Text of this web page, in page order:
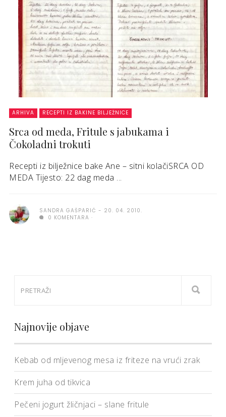
ARHIVA RECEPTI IZ BAKINE BILJEŽNICE
Srca od meda, Fritule s jabukama i
Čokoladni trokuti
Recepti iz bilježnice bake Ane – sitni kolačiSRCA OD
MEDA Tijesto: 22 dag meda ...
SANDRA GAŠPARIĆ
20. 04. 2010.
0 KOMENTARA
Najnovije objave
Kebab od mljevenog mesa iz friteze na vrući zrak
Krem juha od tikvica
Pečeni jogurt žličnjaci – slane fritule